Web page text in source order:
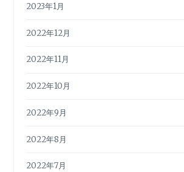
2023年1月
2022年12月
2022年11月
2022年10月
2022年9月
2022年8月
2022年7月